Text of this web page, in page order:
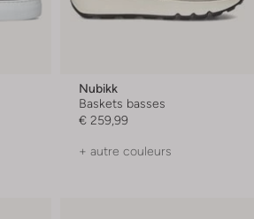
Nubikk
Baskets basses
€ 259,99
+ autre couleurs